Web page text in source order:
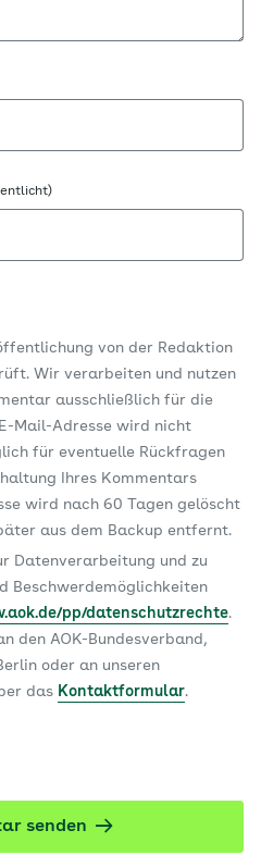
von der Redaktion
Wir verarbeiten und nutzen
ausschließlich für die
Mail-Adresse wird nicht
für eventuelle Rückfragen
Ihres Kommentars
wird nach 60 Tagen gelöscht
aus dem Backup entfernt.
Datenverarbeitung und zu
Beschwerdemöglichkeiten
pp/datenschutzrechte.
den AOK-Bundesverband,
oder an unseren
das Kontaktformular.
senden